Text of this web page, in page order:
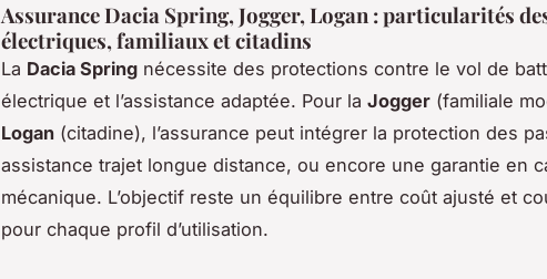
Assurance Dacia Spring, Jogger, Logan : particularités
électriques, familiaux et citadins
La Dacia Spring nécessite des protections contre le vol de
électrique et l’assistance adaptée. Pour la Jogger (familiale
Logan (citadine), l’assurance peut intégrer la protection des
assistance trajet longue distance, ou encore une garantie en
mécanique. L’objectif reste un équilibre entre coût ajusté et
pour chaque profil d’utilisation.